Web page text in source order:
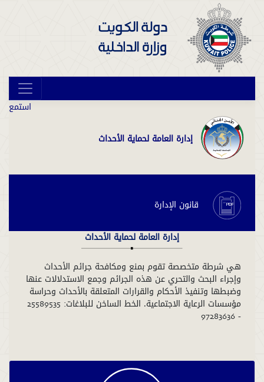
استمع
إدارة العامة لحماية الأحداث
قانون الإدارة
إدارة العامة لحماية الأحداث
هي شرطة متخصصة تقوم بمنع ومكافحة جرائم الأحداث
وإجراء البحث والتحري عن هذه الجرائم وجمع الاستدلالات عنها
وضبطها وتنفيذ الأحكام والقرارات المتعلقة بالأحداث وحراسة
مؤسسات الرعاية الاجتماعية. الخط الساخن للبلاغات: 25589535
- 97283636